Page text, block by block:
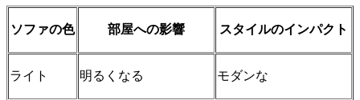
ソファの色 部屋への影響 スタイルのインパクト
ライト 明るくなる モダンな